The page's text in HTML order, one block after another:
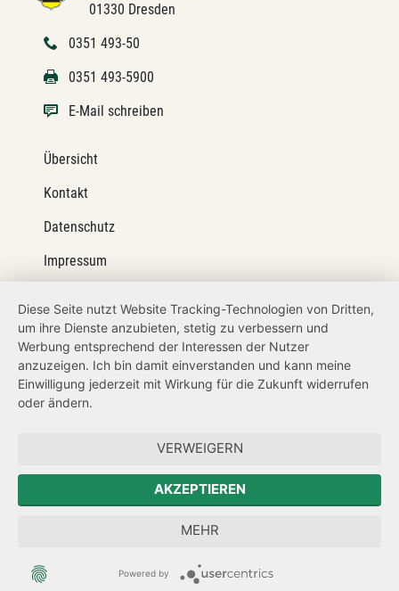
01330 Dresden
0351 493-50
0351 493-5900
E-Mail schreiben
Übersicht
Kontakt
Datenschutz
Impressum
Netiquette
Transparenzanspruch
Hinweisgeberschutz
Forum Mitteleuropa
Der Sächsische Integrationsbeauftragte
Sächsische Landesbeauftragte zur Aufarbeitung der SED-
Diese Seite nutzt Website Tracking-Technologien von Dritten,
um ihre Dienste anzubieten, stetig zu verbessern und
Werbung entsprechend der Interessen der Nutzer
anzuzeigen. Ich bin damit einverstanden und kann meine
Einwilligung jederzeit mit Wirkung für die Zukunft widerrufen
oder ändern.
VERWEIGERN
AKZEPTIEREN
MEHR
Powered by